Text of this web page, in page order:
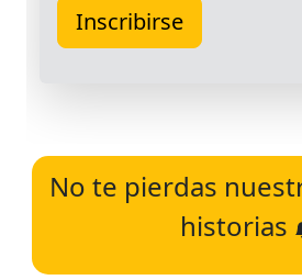
No te pierdas
historias